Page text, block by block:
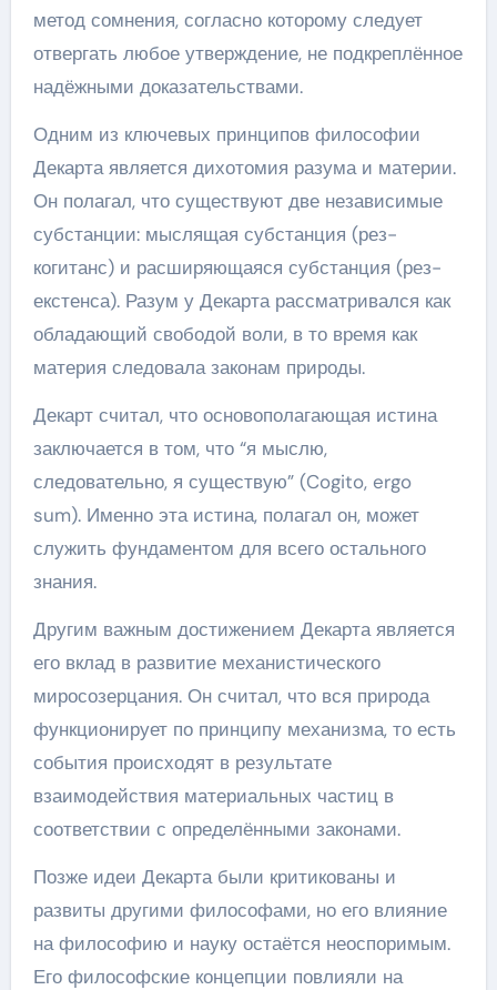
метод сомнения, согласно которому следует
отвергать любое утверждение, не подкреплённое
надёжными доказательствами.
Одним из ключевых принципов философии
Декарта является дихотомия разума и материи.
Он полагал, что существуют две независимые
субстанции: мыслящая субстанция (рез-
когитанс) и расширяющаяся субстанция (рез-
екстенса). Разум у Декарта рассматривался как
обладающий свободой воли, в то время как
материя следовала законам природы.
Декарт считал, что основополагающая истина
заключается в том, что “я мыслю,
следовательно, я существую” (Cogito, ergo
sum). Именно эта истина, полагал он, может
служить фундаментом для всего остального
знания.
Другим важным достижением Декарта является
его вклад в развитие механистического
миросозерцания. Он считал, что вся природа
функционирует по принципу механизма, то есть
события происходят в результате
взаимодействия материальных частиц в
соответствии с определёнными законами.
Позже идеи Декарта были критикованы и
развиты другими философами, но его влияние
на философию и науку остаётся неоспоримым.
Его философские концепции повлияли на